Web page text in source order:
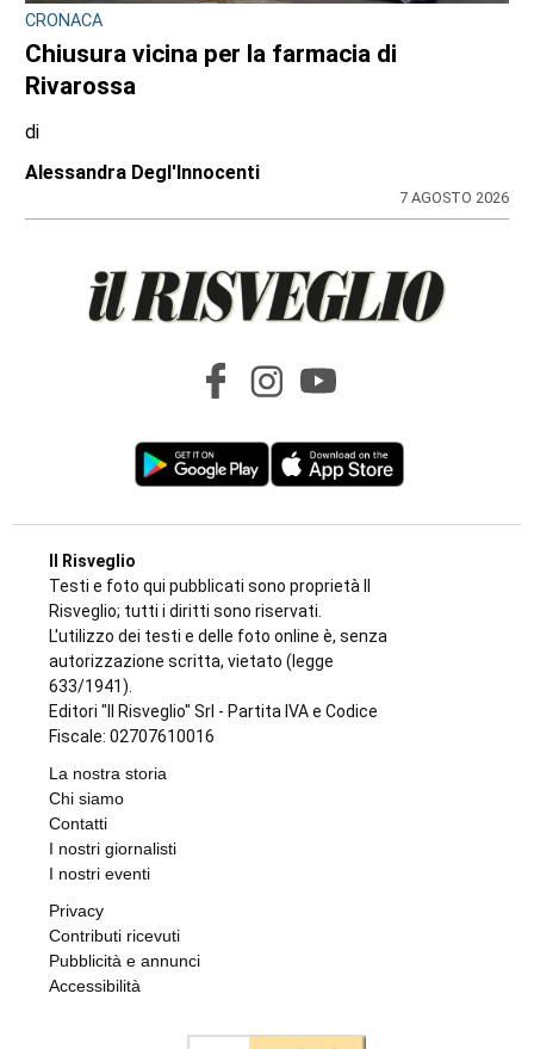
CRONACA
Chiusura vicina per la farmacia di
Rivarossa
di
Alessandra Degl'Innocenti
7 AGOSTO 2026
Il Risveglio
Testi e foto qui pubblicati sono proprietà Il
Risveglio; tutti i diritti sono riservati.
L'utilizzo dei testi e delle foto online è, senza
autorizzazione scritta, vietato (legge
633/1941).
Editori "Il Risveglio" Srl - Partita IVA e Codice
Fiscale: 02707610016
La nostra storia
Chi siamo
Contatti
I nostri giornalisti
I nostri eventi
Privacy
Contributi ricevuti
Pubblicità e annunci
Accessibilità